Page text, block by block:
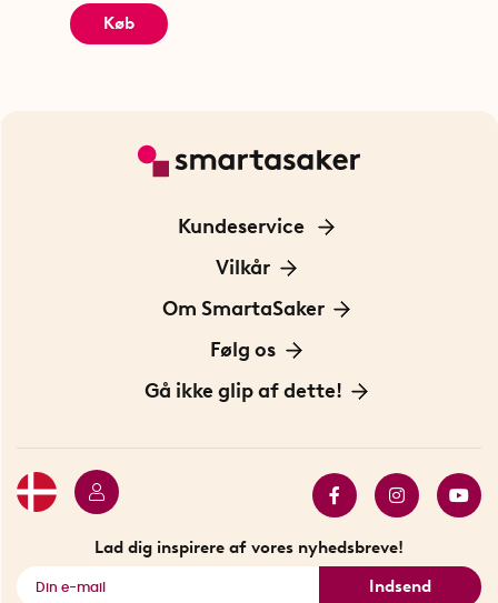
Køb
Kundeservice
Kontakt os
Vilkår
Information om cookies
Privatlivspolitik
Om SmartaSaker
Om os
Vores historie
Følg os
Opfindere
Gå ikke glip af dette!
Se alle smarte produkter
Lad dig inspirere af vores nyhedsbreve!
Indsend